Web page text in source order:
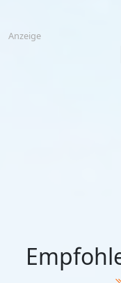
Anzeige